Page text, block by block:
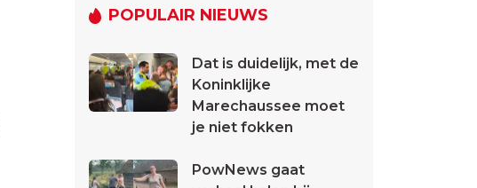
POPULAIR NIEUWS
Dat is duidelijk, met de
Koninklijke
Marechaussee moet
je niet fokken
PowNews gaat